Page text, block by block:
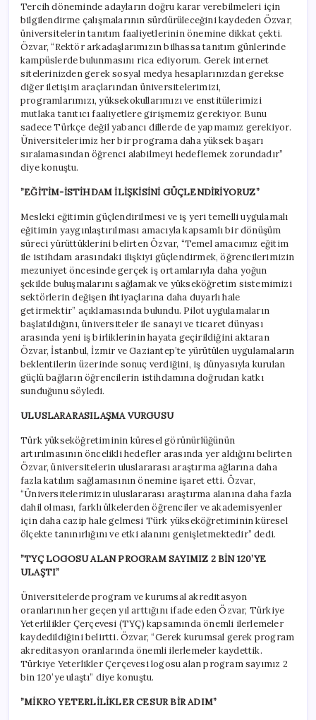
Tercih döneminde adayların doğru karar verebilmeleri için
bilgilendirme çalışmalarının sürdürüleceğini kaydeden Özvar,
üniversitelerin tanıtım faaliyetlerinin önemine dikkat çekti.
Özvar, “Rektör arkadaşlarımızın bilhassa tanıtım günlerinde
kampüslerde bulunmasını rica ediyorum. Gerek internet
sitelerinizden gerek sosyal medya hesaplarınızdan gerekse
diğer iletişim araçlarından üniversitelerimizi,
programlarımızı, yüksekokullarımızı ve enstitülerimizi
mutlaka tanıtıcı faaliyetlere girişmemiz gerekiyor. Bunu
sadece Türkçe değil yabancı dillerde de yapmamız gerekiyor.
Üniversitelerimiz her bir programa daha yüksek başarı
sıralamasından öğrenci alabilmeyi hedeflemek zorundadır”
diye konuştu.
”EĞİTİM-İSTİHDAM İLİŞKİSİNİ GÜÇLENDİRİYORUZ”
Mesleki eğitimin güçlendirilmesi ve iş yeri temelli uygulamalı
eğitimin yaygınlaştırılması amacıyla kapsamlı bir dönüşüm
süreci yürüttüklerini belirten Özvar, “Temel amacımız eğitim
ile istihdam arasındaki ilişkiyi güçlendirmek, öğrencilerimizin
mezuniyet öncesinde gerçek iş ortamlarıyla daha yoğun
şekilde buluşmalarını sağlamak ve yükseköğretim sistemimizi
sektörlerin değişen ihtiyaçlarına daha duyarlı hale
getirmektir” açıklamasında bulundu. Pilot uygulamaların
başlatıldığını, üniversiteler ile sanayi ve ticaret dünyası
arasında yeni iş birliklerinin hayata geçirildiğini aktaran
Özvar, İstanbul, İzmir ve Gaziantep’te yürütülen uygulamaların
beklentilerin üzerinde sonuç verdiğini, iş dünyasıyla kurulan
güçlü bağların öğrencilerin istihdamına doğrudan katkı
sunduğunu söyledi.
ULUSLARARASILAŞMA VURGUSU
Türk yükseköğretiminin küresel görünürlüğünün
artırılmasının öncelikli hedefler arasında yer aldığını belirten
Özvar, üniversitelerin uluslararası araştırma ağlarına daha
fazla katılım sağlamasının önemine işaret etti. Özvar,
“Üniversitelerimizin uluslararası araştırma alanına daha fazla
dahil olması, farklı ülkelerden öğrenciler ve akademisyenler
için daha cazip hale gelmesi Türk yükseköğretiminin küresel
ölçekte tanınırlığını ve etki alanını genişletmektedir” dedi.
”TYÇ LOGOSU ALAN PROGRAM SAYIMIZ 2 BİN 120’YE
ULAŞTI”
Üniversitelerde program ve kurumsal akreditasyon
oranlarının her geçen yıl arttığını ifade eden Özvar, Türkiye
Yeterlilikler Çerçevesi (TYÇ) kapsamında önemli ilerlemeler
kaydedildiğini belirtti. Özvar, “Gerek kurumsal gerek program
akreditasyon oranlarında önemli ilerlemeler kaydettik.
Türkiye Yeterlikler Çerçevesi logosu alan program sayımız 2
bin 120’ye ulaştı” diye konuştu.
”MİKRO YETERLİLİKLER CESUR BİR ADIM”